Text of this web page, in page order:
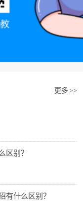
更多 >>
区别？
有什么区别？